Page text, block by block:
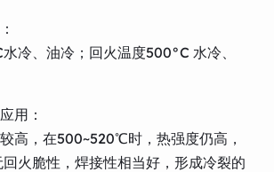
冷、油冷；回火温度500°C 水冷、
用：
高，在500~520℃时，热强度仍高，
火脆性，焊接性相当好，形成冷裂的